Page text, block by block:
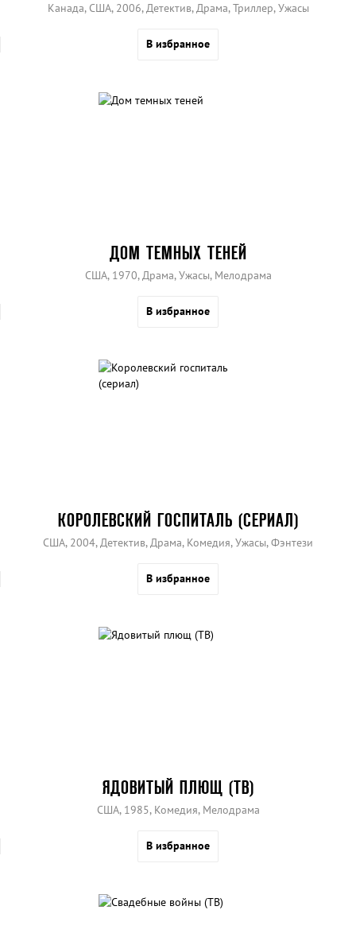
Канада, США, 2006, Детектив, Драма, Триллер, Ужасы
В избранное
ДОМ ТЕМНЫХ ТЕНЕЙ
США, 1970, Драма, Ужасы, Мелодрама
В избранное
КОРОЛЕВСКИЙ ГОСПИТАЛЬ (СЕРИАЛ)
США, 2004, Детектив, Драма, Комедия, Ужасы, Фэнтези
В избранное
ЯДОВИТЫЙ ПЛЮЩ (ТВ)
США, 1985, Комедия, Мелодрама
В избранное